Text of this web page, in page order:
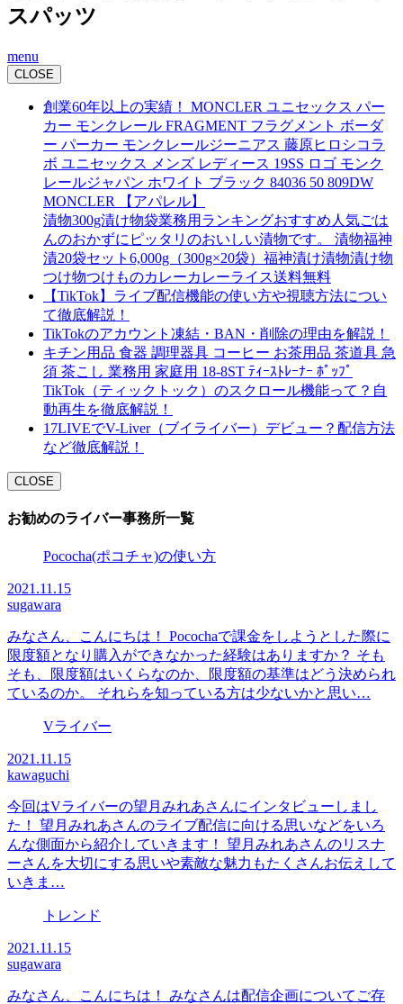
スパッツ
menu
CLOSE
創業60年以上の実績！ MONCLER ユニセックス パー
カー モンクレール FRAGMENT フラグメント ボーダ
ー パーカー モンクレールジーニアス 藤原ヒロシコラ
ボ ユニセックス メンズ レディース 19SS ロゴ モンク
レールジャパン ホワイト ブラック 84036 50 809DW
MONCLER 【アパレル】
漬物300g漬け物袋業務用ランキングおすすめ人気ごは
んのおかずにピッタリのおいしい漬物です。 漬物福神
漬20袋セット6,000g（300g×20袋）福神漬け漬物漬け物
つけ物つけものカレーカレーライス送料無料
【TikTok】ライブ配信機能の使い方や視聴方法につい
て徹底解説！
TikTokのアカウント凍結・BAN・削除の理由を解説！
キチン用品 食器 調理器具 コーヒー お茶用品 茶道具 急
須 茶こし 業務用 家庭用 18-8ST ﾃｨｰｽﾄﾚｰﾅｰ ﾎﾟｯﾌﾟ
TikTok（ティックトック）のスクロール機能って？自
動再生を徹底解説！
17LIVEでV-Liver（ブイライバー）デビュー？配信方法
など徹底解説！
CLOSE
お勧めのライバー事務所一覧
Pococha(ポコチャ)の使い方
2021.11.15
sugawara
みなさん、こんにちは！ Pocochaで課金をしようとした際に
限度額となり購入ができなかった経験はありますか？ そも
そも、限度額はいくらなのか、限度額の基準はどう決められ
ているのか。 それらを知っている方は少ないかと思い…
Vライバー
2021.11.15
kawaguchi
今回はVライバーの望月みれあさんにインタビューしまし
た！ 望月みれあさんのライブ配信に向ける思いなどをいろ
んな側面から紹介していきます！ 望月みれあさんのリスナ
ーさんを大切にする思いや素敵な魅力もたくさんお伝えして
いきま…
トレンド
2021.11.15
sugawara
みなさん、こんにちは！ みなさんは配信企画についてご存